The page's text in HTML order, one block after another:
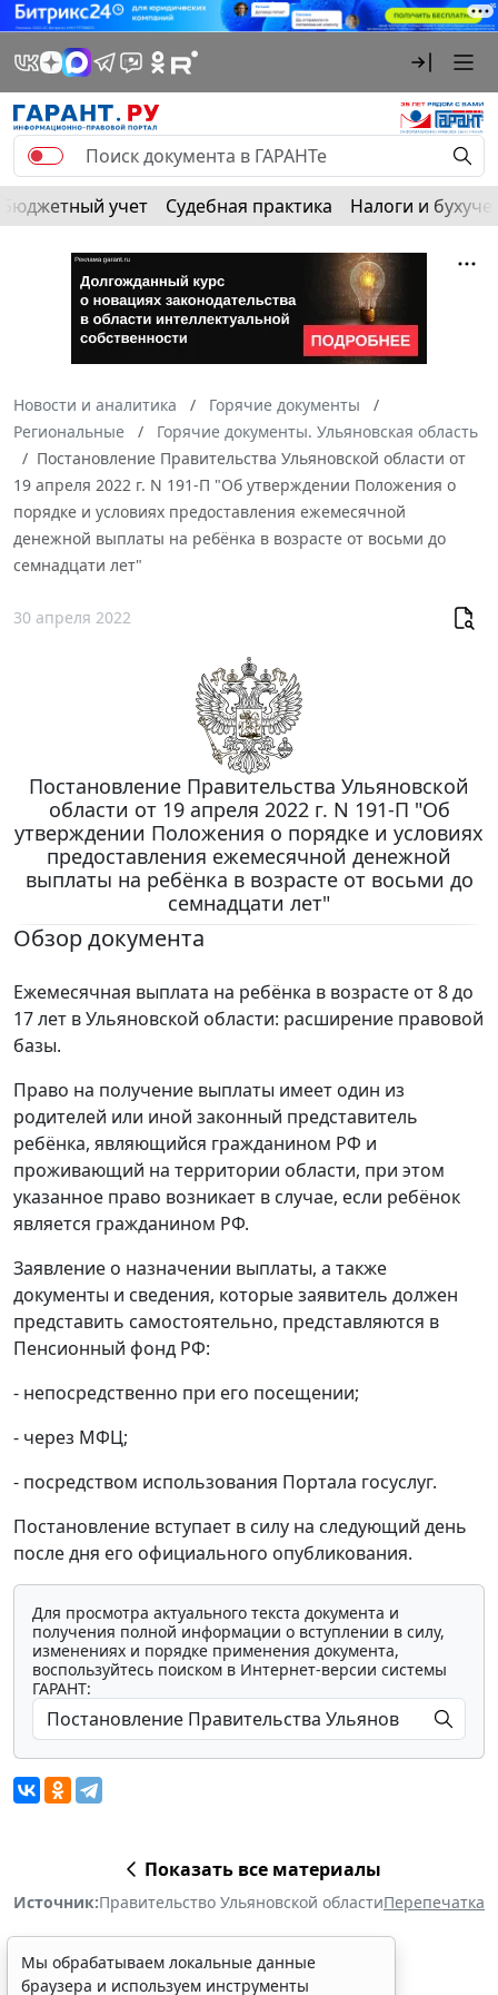
Бюджетный учет Судебная практика Налоги и
Новости и аналитика
Горячие документы
Региональные
Горячие документы. Ульяновская область
Постановление Правительства Ульяновской области от
19 апреля 2022 г. N 191-П "Об утверждении Положения о
порядке и условиях предоставления ежемесячной
денежной выплаты на ребёнка в возрасте от восьми до
семнадцати лет"
30 апреля 2022
Постановление Правительства Ульяновской
области от 19 апреля 2022 г. N 191-П "Об
утверждении Положения о порядке и условиях
предоставления ежемесячной денежной
выплаты на ребёнка в возрасте от восьми до
семнадцати лет"
Обзор документа
Ежемесячная выплата на ребёнка в возрасте от 8 до
17 лет в Ульяновской области: расширение правовой
базы.
Право на получение выплаты имеет один из
родителей или иной законный представитель
ребёнка, являющийся гражданином РФ и
проживающий на территории области, при этом
указанное право возникает в случае, если ребёнок
является гражданином РФ.
Заявление о назначении выплаты, а также
документы и сведения, которые заявитель должен
представить самостоятельно, представляются в
Пенсионный фонд РФ:
- непосредственно при его посещении;
- через МФЦ;
- посредством использования Портала госуслуг.
Постановление вступает в силу на следующий день
после дня его официального опубликования.
Для просмотра актуального текста документа и
получения полной информации о вступлении в силу,
изменениях и порядке применения документа,
воспользуйтесь поиском в Интернет-версии системы
ГАРАНТ:
Показать все материалы
Источник:Правительство Ульяновской областиПерепечатка
Мы обрабатываем локальные данные
браузера и используем инструменты